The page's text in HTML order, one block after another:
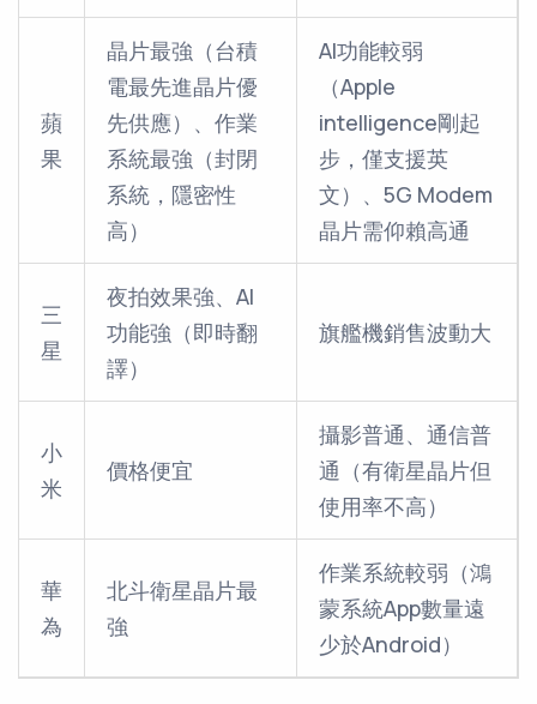
蘋
果
晶片最強（台積
電最先進晶片優
先供應）、作業
系統最強（封閉
系統，隱密性
高）
AI功能較弱
（Apple
intelligence剛起
步，僅支援英
文）、5G Modem
晶片需仰賴高通
三
星
夜拍效果強、AI
功能強（即時翻
譯）
旗艦機銷售波動大
小
米
價格便宜
攝影普通、通信普
通（有衛星晶片但
使用率不高）
華
為
北斗衛星晶片最
強
作業系統較弱（鴻
蒙系統App數量遠
少於Android）